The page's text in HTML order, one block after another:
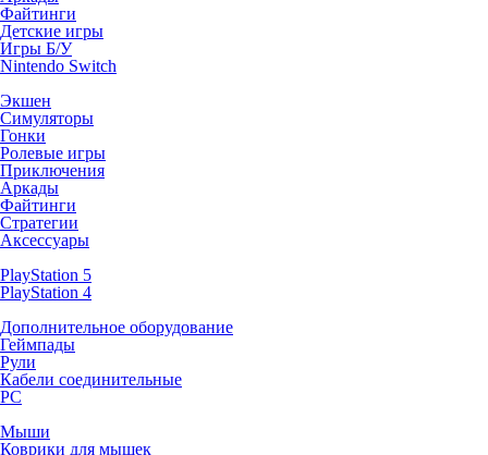
Файтинги
Детские игры
Игры Б/У
Nintendo Switch
Экшен
Симуляторы
Гонки
Ролевые игры
Приключения
Аркады
Файтинги
Стратегии
Аксессуары
PlayStation 5
PlayStation 4
Дополнительное оборудование
Геймпады
Рули
Кабели соединительные
PC
Мыши
Коврики для мышек